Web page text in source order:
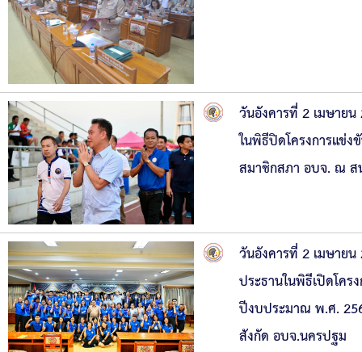
วันอังคารที่ 2 เมษาย
ในพิธีปิดโครงการแข่
สมาชิกสภา อบจ. ณ ส
วันอังคารที่ 2 เมษาย
ประธานในพิธีเปิดโค
ปีงบประมาณ พ.ศ.
สังกัด อบจ.นครปฐม